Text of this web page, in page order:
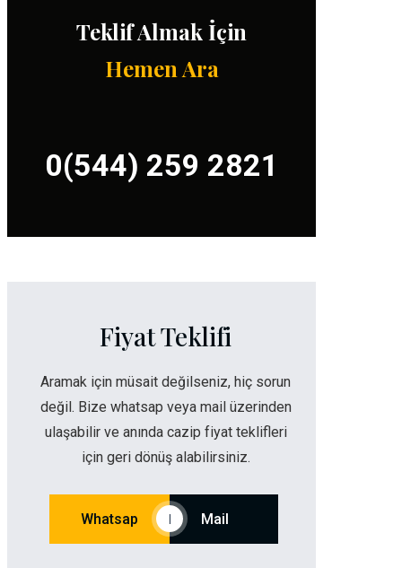
Teklif Almak İçin
Hemen Ara
0(544) 259 2821
Fiyat Teklifi
Aramak için müsait değilseniz, hiç sorun
değil. Bize whatsap veya mail üzerinden
ulaşabilir ve anında cazip fiyat teklifleri
için geri dönüş alabilirsiniz.
Whatsap Mail